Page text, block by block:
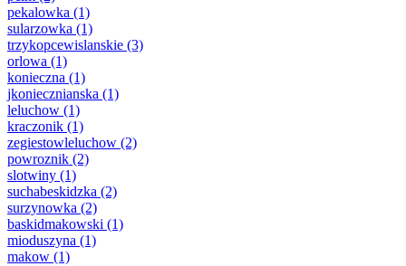
pekalowka (1)
sularzowka (1)
trzykopcewislanskie (3)
orlowa (1)
konieczna (1)
jkoniecznianska (1)
leluchow (1)
kraczonik (1)
zegiestowleluchow (2)
powroznik (2)
slotwiny (1)
suchabeskidzka (2)
surzynowka (2)
baskidmakowski (1)
mioduszyna (1)
makow (1)